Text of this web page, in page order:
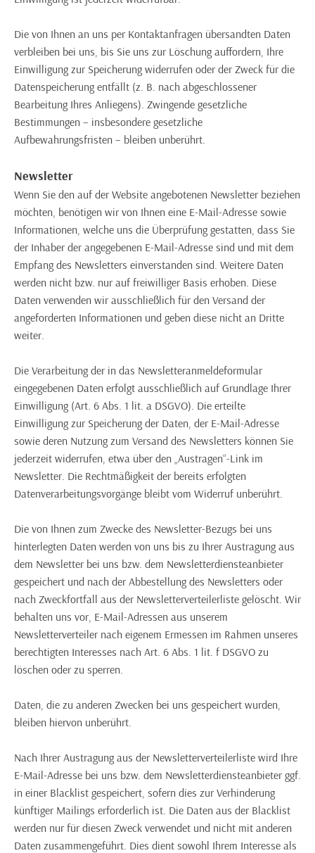
Die von Ihnen an uns per Kontaktanfragen übersandten Daten
verbleiben bei uns, bis Sie uns zur Löschung auffordern, Ihre
Einwilligung zur Speicherung widerrufen oder der Zweck für die
Datenspeicherung entfällt (z. B. nach abgeschlossener
Bearbeitung Ihres Anliegens). Zwingende gesetzliche
Bestimmungen – insbesondere gesetzliche
Aufbewahrungsfristen – bleiben unberührt.
Newsletter
Wenn Sie den auf der Website angebotenen Newsletter beziehen
möchten, benötigen wir von Ihnen eine E-Mail-Adresse sowie
Informationen, welche uns die Überprüfung gestatten, dass Sie
der Inhaber der angegebenen E-Mail-Adresse sind und mit dem
Empfang des Newsletters einverstanden sind. Weitere Daten
werden nicht bzw. nur auf freiwilliger Basis erhoben. Diese
Daten verwenden wir ausschließlich für den Versand der
angeforderten Informationen und geben diese nicht an Dritte
weiter.
Die Verarbeitung der in das Newsletteranmeldeformular
eingegebenen Daten erfolgt ausschließlich auf Grundlage Ihrer
Einwilligung (Art. 6 Abs. 1 lit. a DSGVO). Die erteilte
Einwilligung zur Speicherung der Daten, der E-Mail-Adresse
sowie deren Nutzung zum Versand des Newsletters können Sie
jederzeit widerrufen, etwa über den „Austragen“-Link im
Newsletter. Die Rechtmäßigkeit der bereits erfolgten
Datenverarbeitungsvorgänge bleibt vom Widerruf unberührt.
Die von Ihnen zum Zwecke des Newsletter-Bezugs bei uns
hinterlegten Daten werden von uns bis zu Ihrer Austragung aus
dem Newsletter bei uns bzw. dem Newsletterdiensteanbieter
gespeichert und nach der Abbestellung des Newsletters oder
nach Zweckfortfall aus der Newsletterverteilerliste gelöscht. Wir
behalten uns vor, E-Mail-Adressen aus unserem
Newsletterverteiler nach eigenem Ermessen im Rahmen unseres
berechtigten Interesses nach Art. 6 Abs. 1 lit. f DSGVO zu
löschen oder zu sperren.
Daten, die zu anderen Zwecken bei uns gespeichert wurden,
bleiben hiervon unberührt.
Nach Ihrer Austragung aus der Newsletterverteilerliste wird Ihre
E-Mail-Adresse bei uns bzw. dem Newsletterdiensteanbieter ggf.
in einer Blacklist gespeichert, sofern dies zur Verhinderung
künftiger Mailings erforderlich ist. Die Daten aus der Blacklist
werden nur für diesen Zweck verwendet und nicht mit anderen
Daten zusammengeführt. Dies dient sowohl Ihrem Interesse als